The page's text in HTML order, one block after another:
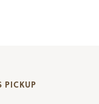
PICKUP